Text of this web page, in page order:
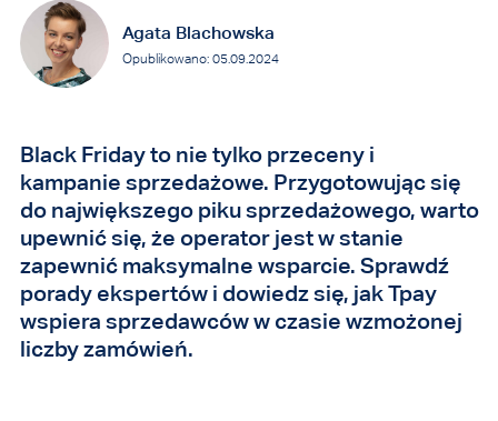
Agata Blachowska
Opublikowano: 05.09.2024
Black Friday to nie tylko przeceny i
kampanie sprzedażowe. Przygotowując się
do największego piku sprzedażowego, warto
upewnić się, że operator jest w stanie
zapewnić maksymalne wsparcie. Sprawdź
porady ekspertów i dowiedz się, jak Tpay
wspiera sprzedawców w czasie wzmożonej
liczby zamówień.